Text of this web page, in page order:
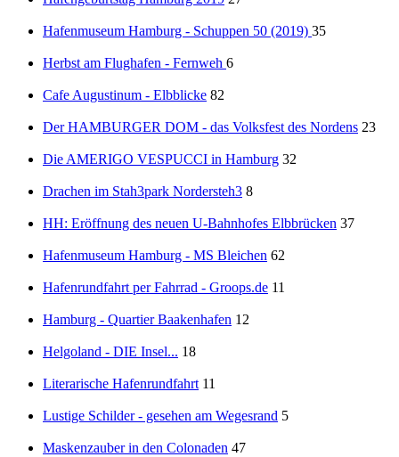
Hafenmuseum Hamburg - Schuppen 50 (2019) 35
Herbst am Flughafen - Fernweh 6
Cafe Augustinum - Elbblicke 82
Der HAMBURGER DOM - das Volksfest des Nordens 23
Die AMERIGO VESPUCCI in Hamburg 32
Drachen im Stah3park Nordersteh3 8
HH: Eröffnung des neuen U-Bahnhofes Elbbrücken 37
Hafenmuseum Hamburg - MS Bleichen 62
Hafenrundfahrt per Fahrrad - Groops.de 11
Hamburg - Quartier Baakenhafen 12
Helgoland - DIE Insel... 18
Literarische Hafenrundfahrt 11
Lustige Schilder - gesehen am Wegesrand 5
Maskenzauber in den Colonaden 47